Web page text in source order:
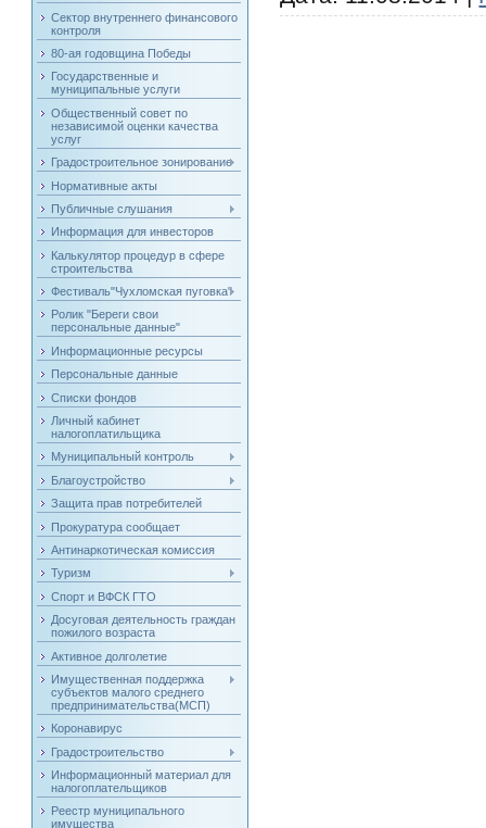
Сектор внутреннего финансового
контроля
80-ая годовщина Победы
Государственные и
муниципальные услуги
Общественный совет по
независимой оценки качества
услуг
Градостроительное зонирование
Нормативные акты
Публичные слушания
Информация для инвесторов
Калькулятор процедур в сфере
строительства
Фестиваль"Чухломская пуговка"
Ролик "Береги свои
персональные данные"
Информационные ресурсы
Персональные данные
Списки фондов
Личный кабинет
налогоплатильщика
Муниципальный контроль
Благоустройство
Защита прав потребителей
Прокуратура сообщает
Антинаркотическая комиссия
Туризм
Спорт и ВФСК ГТО
Досуговая деятельность граждан
пожилого возраста
Активное долголетие
Имущественная поддержка
субъектов малого среднего
предпринимательства(МСП)
Коронавирус
Градостроительство
Информационный материал для
налогоплательщиков
Реестр муниципального
имущества